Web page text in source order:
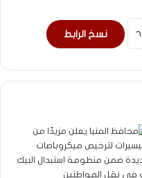
نسخ الرابط